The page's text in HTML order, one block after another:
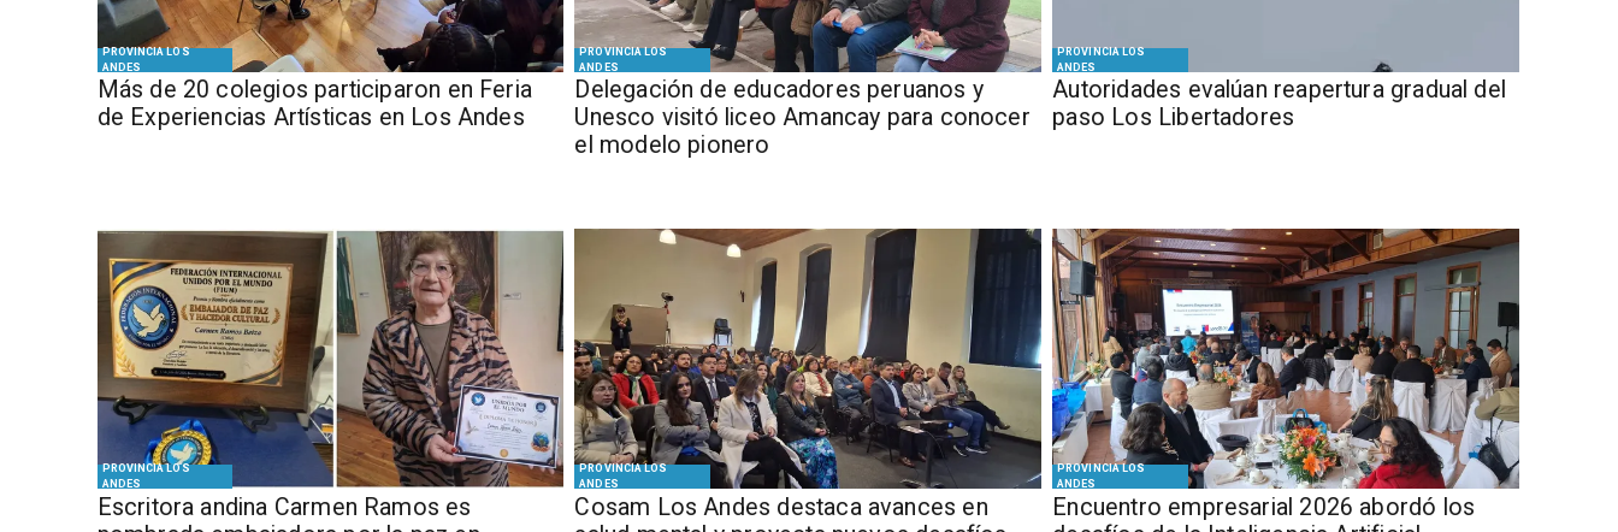
PROVINCIA LOS
ANDES
Más de 20 colegios participaron en Feria
de Experiencias Artísticas en Los Andes
PROVINCIA LOS
ANDES
Delegación de educadores peruanos y
Unesco visitó liceo Amancay para conocer
el modelo pionero
PROVINCIA LOS
ANDES
​​Autoridades evalúan reapertura gradual del
paso Los Libertadores
PROVINCIA LOS
ANDES
Escritora andina Carmen Ramos es
PROVINCIA LOS
ANDES
Cosam Los Andes destaca avances en
PROVINCIA LOS
ANDES
Encuentro empresarial 2026 abordó los